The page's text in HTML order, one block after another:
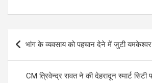
Post
navigation
भांग के व्यवसाय को पहचान देने में जुटी
CM त्रिवेन्द्र रावत ने की देहरादून स्मार्ट सिटी